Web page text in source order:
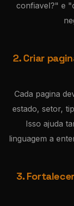
confiavel?" e
2. Criar
Cada pagina
estado, setor,
Isso ajuda
linguagem a
3.